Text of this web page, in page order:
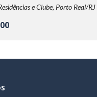
e Clube, Porto Real/RJ